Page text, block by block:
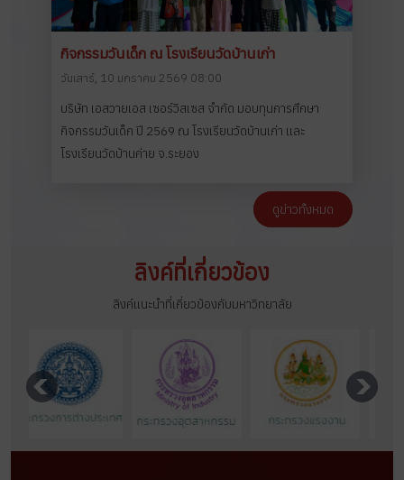
กิจกรรมวันเด็ก ณ โรงเรียนวัดบ้านเก่า
วันเสาร์, 10 มกราคม 2569 08:00
บริษัท เอสวายเอส เซอร์วิสเซส จำกัด มอบทุนการศึกษา
กิจกรรมวันเด็ก ปี 2569 ณ โรงเรียนวัดบ้านเก่า และ
โรงเรียนวัดบ้านค่าย จ.ระยอง
ดูข่าวทั้งหมด
ลิงค์ที่เกี่ยวข้อง
ลิงค์แนะนำที่เกี่ยวข้องกับมหาวิทยาลัย